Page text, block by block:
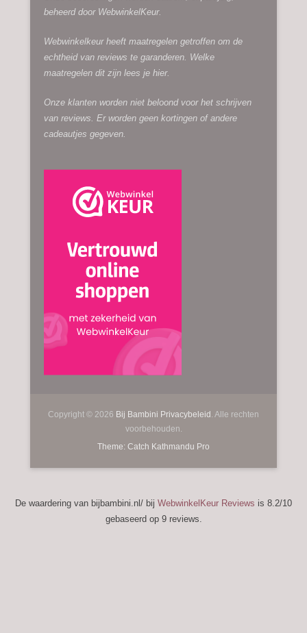
beheerd door WebwinkelKeur.
Webwinkelkeur heeft maatregelen getroffen om de
echtheid van reviews te garanderen. Welke
maatregelen dit zijn lees je hier.
Onze klanten worden niet beloond voor het schrijven
van reviews. Er worden geen kortingen of andere
cadeautjes gegeven.
Copyright © 2026 Bij Bambini Privacybeleid . Alle rechten
voorbehouden.
Theme: Catch Kathmandu Pro
De waardering van bijbambini.nl/ bij WebwinkelKeur Reviews is 8.2/10
gebaseerd op 9 reviews.